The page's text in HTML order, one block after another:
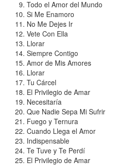
Todo el Amor del Mundo
Si Me Enamoro
No Me Dejes Ir
Vete Con Ella
Llorar
Siempre Contigo
Amor de Mis Amores
Llorar
Tu Cárcel
El Privilegio de Amar
Necesitaría
Que Nadie Sepa Mi Sufrir
Fuego y Ternura
Cuando Llega el Amor
Indispensable
Te Tuve y Te Perdí
El Privilegio de Amar